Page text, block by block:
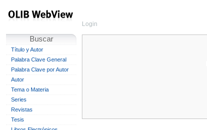
Buscar
Título y Autor
Palabra Clave General
Palabra Clave por Autor
Autor
Tema o Materia
Series
Revistas
Tesis
Login